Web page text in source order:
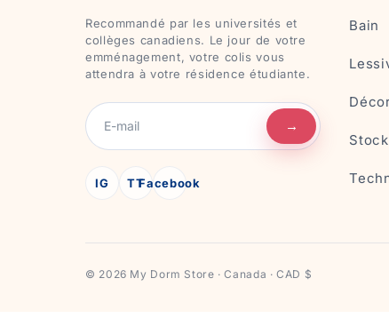
Recommandé par les universités et
collèges canadiens. Le jour de votre
emménagement, votre colis vous
attendra à votre résidence étudiante.
→
IG TTFacebook
Bain
© 2026 My Dorm Store · Canada · CAD $